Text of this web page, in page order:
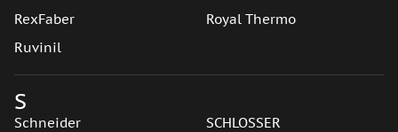
RexFaber
Royal Thermo
Ruvinil
S
Schneider
SCHLOSSER